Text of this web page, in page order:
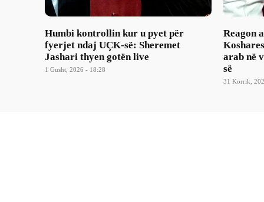
Humbi kontrollin kur u pyet për
fyerjet ndaj UÇK-së: Sheremet
Jashari thyen gotën live
1 Gusht, 2026 - 18:28
Reagon
arab në
së
31 Korrik,